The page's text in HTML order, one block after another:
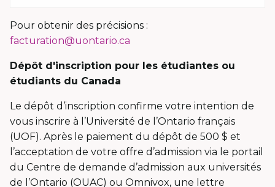
Pour obtenir des précisions :
facturation@uontario.ca
Dépôt d'inscription pour les étudiantes ou
étudiants du Canada
Le dépôt d’inscription confirme votre intention de
vous inscrire à l’Université de l’Ontario français
(UOF). Après le paiement du dépôt de 500 $ et
l’acceptation de votre offre d’admission via le portail
du Centre de demande d’admission aux universités
de l’Ontario (OUAC) ou Omnivox, une lettre